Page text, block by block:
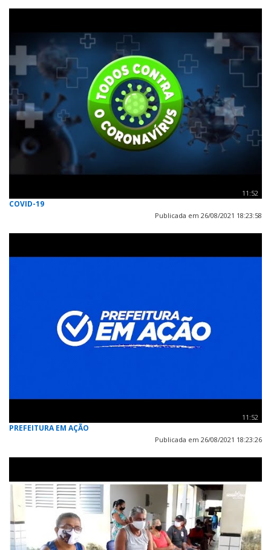
11:52
COVID-19
Publicada em 26/08/2021 18:23:58
11:52
PREFEITURA EM AÇÃO
Publicada em 26/08/2021 18:23:26